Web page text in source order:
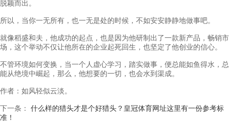
脱颖而出。
所以，当你一无所有，也一无是处的时候，不如安安静静地做事吧。
就像稻盛和夫，他成功的起点，也是因为他研制出了一款新产品，畅销市
场，这个举动不仅让他所在的企业起死回生，也坚定了他创业的信心。
不管环境如何变换，当一个人虚心学习，踏实做事，便总能如鱼得水，总
能从绝境中崛起，那么，他想要的一切，也会水到渠成。
作者：如风轻似云淡。
下一条： 什么样的猎头才是个好猎头？皇冠体育网址这里有一份参考标
准！